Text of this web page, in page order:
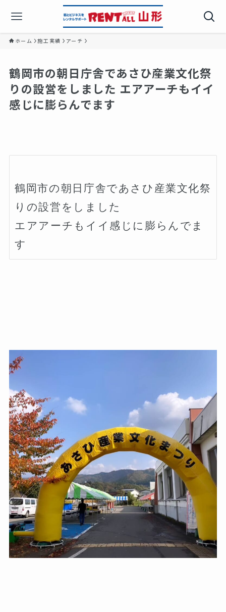
ホーム 施工実績 アーチ
鶴岡市の朝日庁舎であさひ産業文化祭
りの設営をしました️ エアアーチもイイ
感じに膨らんでます
鶴岡市の朝日庁舎であさひ産業文化祭
りの設営をしました️
エアアーチもイイ感じに膨らんでま